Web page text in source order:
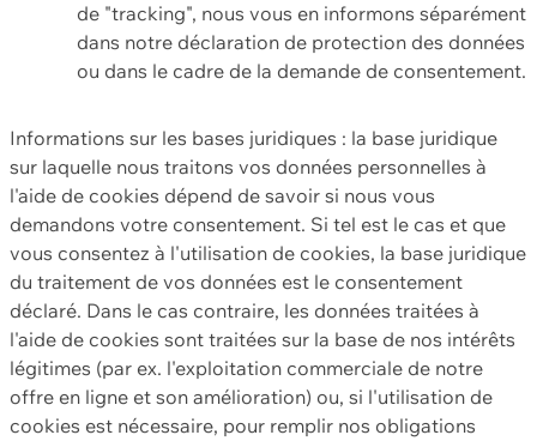
de "tracking", nous vous en informons séparément
dans notre déclaration de protection des données
ou dans le cadre de la demande de consentement.
Informations sur les bases juridiques : la base juridique
sur laquelle nous traitons vos données personnelles à
l'aide de cookies dépend de savoir si nous vous
demandons votre consentement. Si tel est le cas et que
vous consentez à l'utilisation de cookies, la base juridique
du traitement de vos données est le consentement
déclaré. Dans le cas contraire, les données traitées à
l'aide de cookies sont traitées sur la base de nos intérêts
légitimes (par ex. l'exploitation commerciale de notre
offre en ligne et son amélioration) ou, si l'utilisation de
cookies est nécessaire, pour remplir nos obligations